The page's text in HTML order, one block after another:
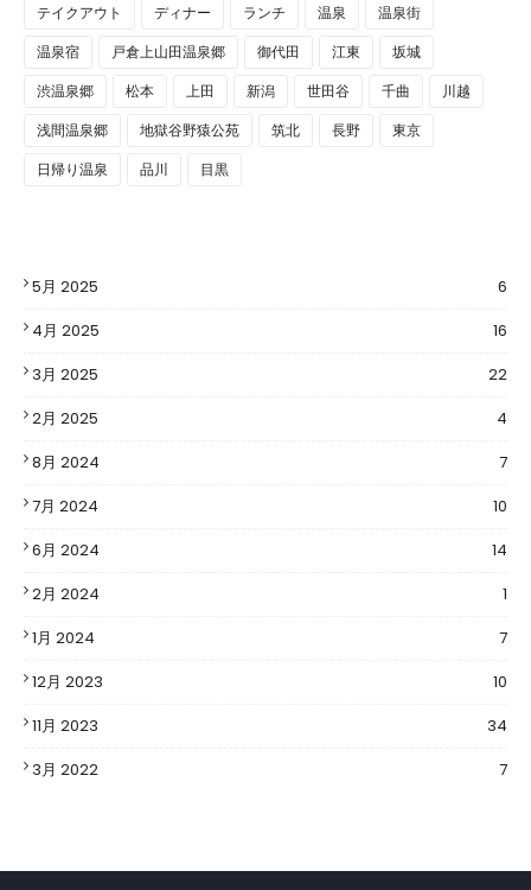
テイクアウト
ディナー ランチ 温泉
温泉街
温泉宿
戸倉上山田温泉郷 御代田 江東
坂城
渋温泉郷
松本 上田 新潟 世田谷 千曲
川越
浅間温泉郷
地獄谷野猿公苑 筑北 長野
東京
日帰り温泉
品川 目黒
5月 2025
6
4月 2025
16
3月 2025
22
2月 2025
4
8月 2024
7
7月 2024
10
6月 2024
14
2月 2024
1
1月 2024
7
12月 2023
10
11月 2023
34
3月 2022
7